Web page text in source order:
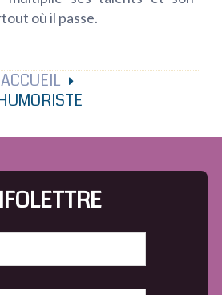
où il passe.
ACCUEIL